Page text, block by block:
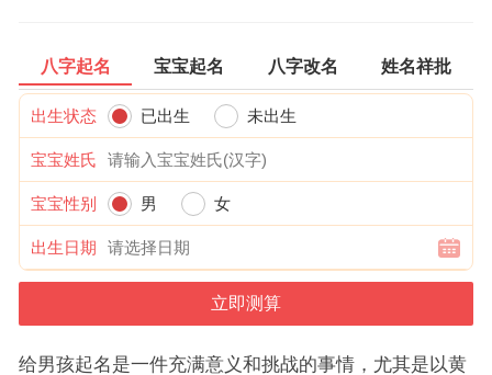
八字起名 宝宝起名 八字改名 姓名祥批
出生状态 已出生 未出生
宝宝姓氏
宝宝性别 男 女
出生日期
给男孩起名是一件充满意义和挑战的事情，尤其是以黄